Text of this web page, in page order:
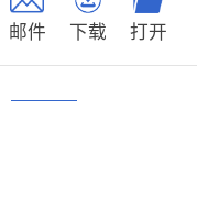
邮件 下载 打开